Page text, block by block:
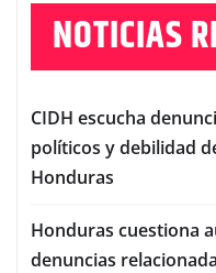
NOTICIAS
CIDH escucha
políticos y debilidad
Honduras
Honduras cuestiona
denuncias